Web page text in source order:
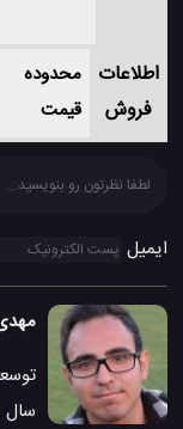
اطلاعات
فروش
محدوده
قیمت
ایمیل
سال